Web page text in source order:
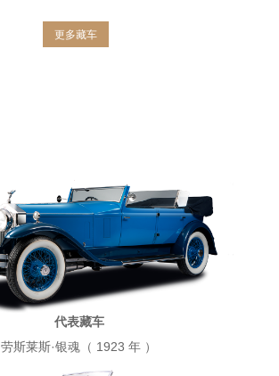
更多藏车
代表藏车
劳斯莱斯·银魂 （ 1923 年 ）